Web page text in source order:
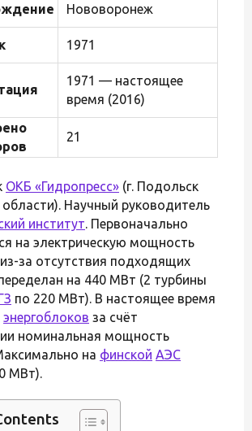
Нововоронеж
1971
1971 — настоящее
время (2016)
21
ОКБ «Гидропресс» (г. Подольск
Научный руководитель
институт. Первоначально
на электрическую мощность
за отсутствия подходящих
на 440 МВт (2 турбины
по 220 МВт). В настоящее время
энергоблоков за счёт
номинальная мощность
на финской АЭС
МВт).